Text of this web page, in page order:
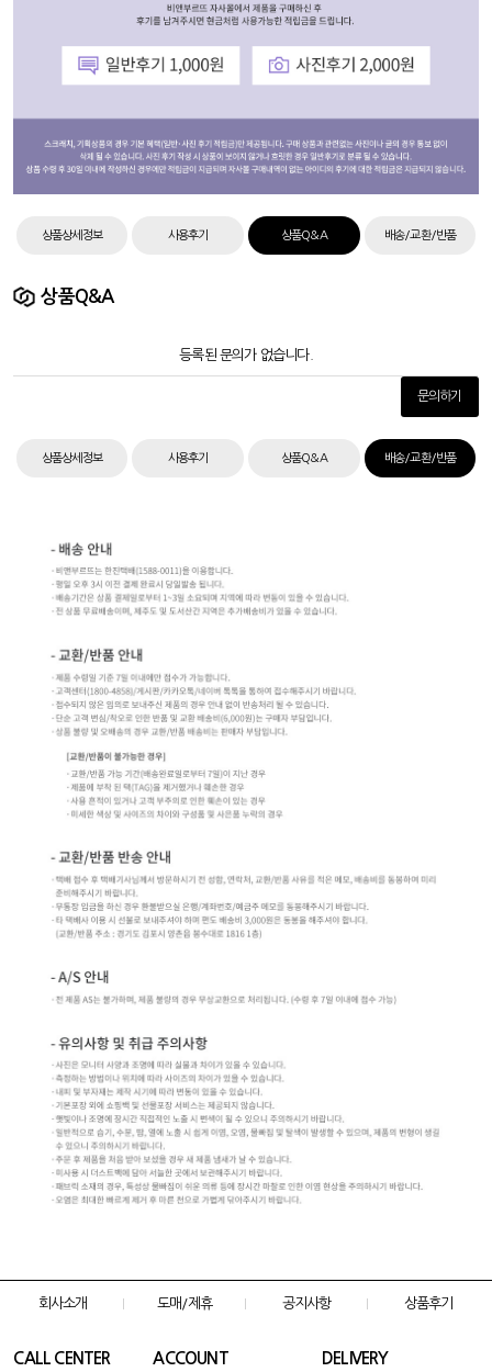
상품상세정보 사용후기 상품Q&A 배송/교환/반품
상품Q&A
등록된 문의가 없습니다.
문의하기
상품상세정보 사용후기 상품Q&A 배송/교환/반품
회사소개 도매/제휴 공지사항 상품후기
CALL CENTER ACCOUNT DELIVERY